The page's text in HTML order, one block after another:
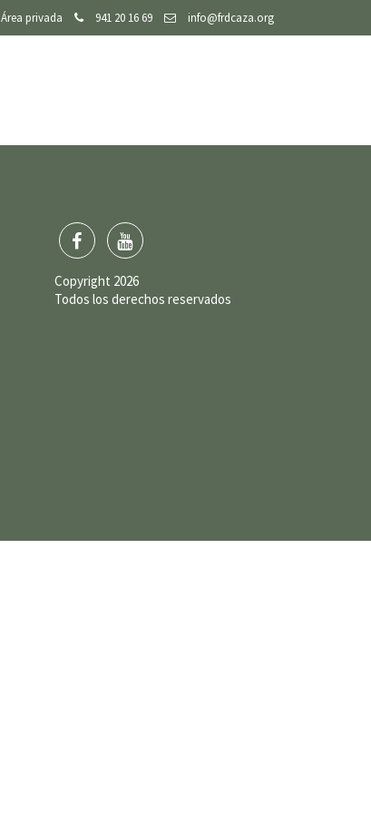
Área privada 941 20 16 69 info@frdcaza.org
Copyright 2026
Todos los derechos reservados